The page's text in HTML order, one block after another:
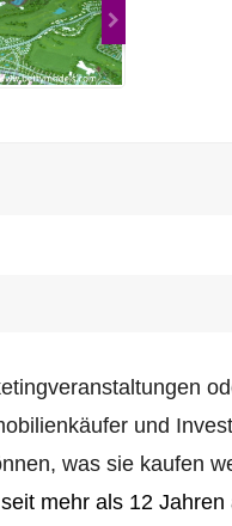
und
was sie kaufen
mehr als 12